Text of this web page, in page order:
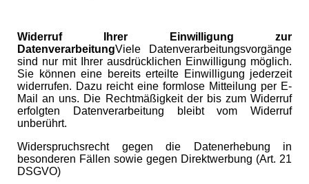
Widerruf Ihrer Einwilligung zur
DatenverarbeitungViele Datenverarbeitungsvorgänge
sind nur mit Ihrer ausdrücklichen Einwilligung möglich.
Sie können eine bereits erteilte Einwilligung jederzeit
widerrufen. Dazu reicht eine formlose Mitteilung per E-
Mail an uns. Die Rechtmäßigkeit der bis zum Widerruf
erfolgten Datenverarbeitung bleibt vom Widerruf
unberührt.
Widerspruchsrecht gegen die Datenerhebung in
besonderen Fällen sowie gegen Direktwerbung (Art. 21
DSGVO)